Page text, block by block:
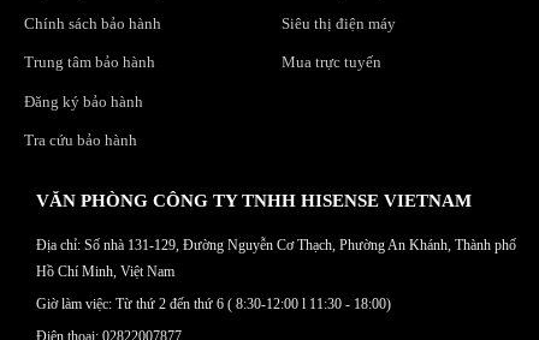
Chính sách bảo hành
Trung tâm bảo hành
Đăng ký bảo hành
Tra cứu bảo hành
Siêu thị điện máy
Mua trực tuyến
VĂN PHÒNG CÔNG TY TNHH HISENSE VIETNAM
Địa chỉ: Số nhà 131-129, Đường Nguyễn Cơ Thạch, Phường An Khánh, Thành phố
Hồ Chí Minh, Việt Nam
Giờ làm việc: Từ thứ 2 đến thứ 6 ( 8:30-12:00 l 11:30 - 18:00)